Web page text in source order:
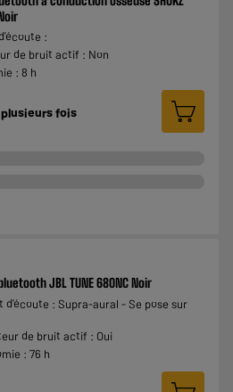
:
de bruit actif : Non
: 8 h
plusieurs fois
JBL TUNE 680NC Noir
d'écoute : Supra-aural - Se pose sur
de bruit actif : Oui
: 76 h